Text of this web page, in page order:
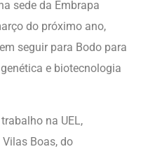
sede da Embrapa
do próximo ano,
seguir para Bodo para
e biotecnologia
na UEL,
Boas, do